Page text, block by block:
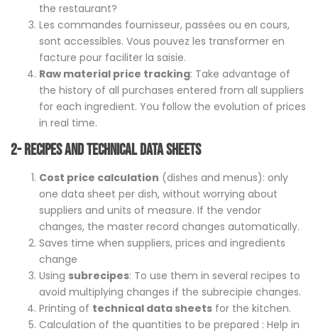
the restaurant?
Les commandes fournisseur, passées ou en cours,
sont accessibles. Vous pouvez les transformer en
facture pour faciliter la saisie.
Raw material price tracking: Take advantage of
the history of all purchases entered from all suppliers
for each ingredient. You follow the evolution of prices
in real time.
2- Recipes and Technical Data Sheets
Cost price calculation (dishes and menus): only
one data sheet per dish, without worrying about
suppliers and units of measure. If the vendor
changes, the master record changes automatically.
Saves time when suppliers, prices and ingredients
change
Using subrecipes: To use them in several recipes to
avoid multiplying changes if the subrecipie changes.
Printing of technical data sheets for the kitchen.
Calculation of the quantities to be prepared : Help in